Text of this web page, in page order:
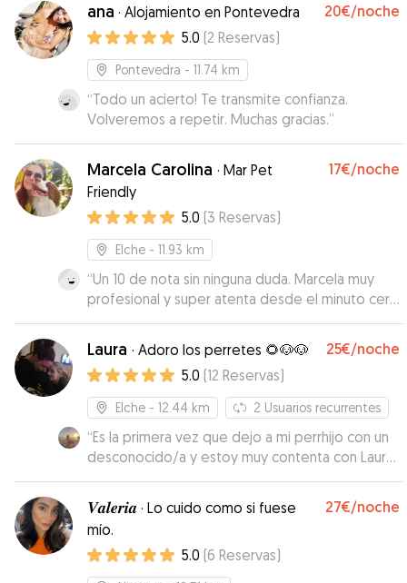
ana · Alojamiento en Pontevedra 20€/noche
5.0 (2 Reservas)
Pontevedra - 11.74 km
“Todo un acierto! Te transmite confianza.
Volveremos a repetir. Muchas gracias.”
Marcela Carolina · Mar Pet
Friendly
17€/noche
5.0 (3 Reservas)
Elche - 11.93 km
“Un 10 de nota sin ninguna duda. Marcela muy
profesional y super atenta desde el minuto cero
y respetando todas las indicaciones que
necesitaba Pikachu. No esperábamos
encontrarnos las instalaciones tan preparadas
para nuestro perro que tenía Marcela para que
pase un día de lo más entretenido. Volveremos
a confíar en ella para futuras veces sin duda!!”
Laura · Adoro los perretes 🌻🐶🐶 25€/noche
5.0 (12 Reservas)
Elche - 12.44 km 2 Usuarios recurrentes
“Es la primera vez que dejo a mi perrhijo con un
desconocido/a y estoy muy contenta con Laura.
Muy simpática, puntual y atenta, me ha
transmitodo confianza en todo momento.
Repetiría sin duda. ”
𝑽𝒂𝒍𝒆𝒓𝒊𝒂 · Lo cuido como si fuese
mío.
27€/noche
5.0 (6 Reservas)